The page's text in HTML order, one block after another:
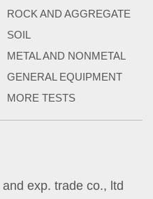
ROCK AND AGGREGATE
SOIL
METAL AND NONMETAL
GENERAL EQUIPMENT
MORE TESTS
exp. trade co., ltd